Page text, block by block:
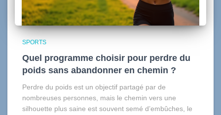
SPORTS
Quel programme choisir pour perdre du
poids sans abandonner en chemin ?
Perdre du poids est un objectif partagé par de
nombreuses personnes, mais le chemin vers une
silhouette plus saine est souvent semé d’embûches, le